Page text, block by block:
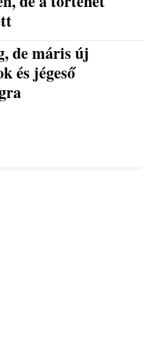
de máris új
és jégeső